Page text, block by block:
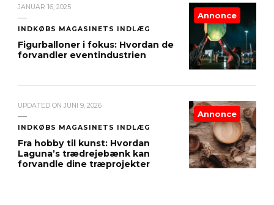
JANUAR 16, 2025
INDKØBS MAGASINETS INDLÆG
Figurballoner i fokus: Hvordan de
forvandler eventindustrien
Annonce
UPDATED ON JUNI 9, 2026
INDKØBS MAGASINETS INDLÆG
Fra hobby til kunst: Hvordan
Laguna’s trædrejebænk kan
forvandle dine træprojekter
Annonce